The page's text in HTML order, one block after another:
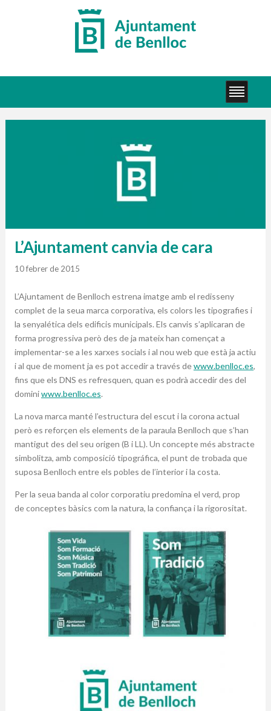
L’Ajuntament canvia de cara
10 febrer de 2015
L’Ajuntament de Benlloch estrena imatge amb el redisseny
complet de la seua marca corporativa, els colors les tipografies i
la senyalética dels edificis municipals. Els canvis s’aplicaran de
forma progressiva però des de ja mateix han començat a
implementar-se a les xarxes socials i al nou web que està ja actiu
i al que de moment ja es pot accedir a través dewww.benlloc.es,
fins que els DNS es refresquen, quan es podrà accedir des del
dominiwww.benlloc.es.
La nova marca manté l’estructura del escut i la corona actual
però es reforçen els elements de la paraula Benlloch que s’han
mantigut des del seu origen (B i LL). Un concepte més abstracte
simbolitza, amb composició tipográfica, el punt de trobada que
suposa Benlloch entre els pobles de l’interior i la costa.
Per la seua banda al color corporatiu predomina el verd, prop
de conceptes bàsics com la natura, la confiança i la rigorositat.